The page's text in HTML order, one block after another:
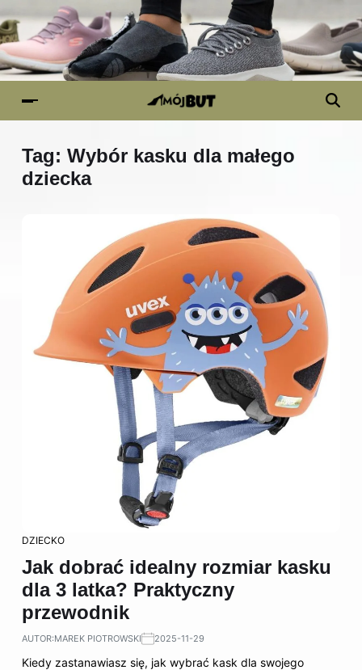
Tag: Wybór kasku dla małego
dziecka
DZIECKO
Jak dobrać idealny rozmiar kasku
dla 3 latka? Praktyczny
przewodnik
AUTOR:MAREK PIOTROWSKI 2025-11-29
Kiedy zastanawiasz się, jak wybrać kask dla swojego